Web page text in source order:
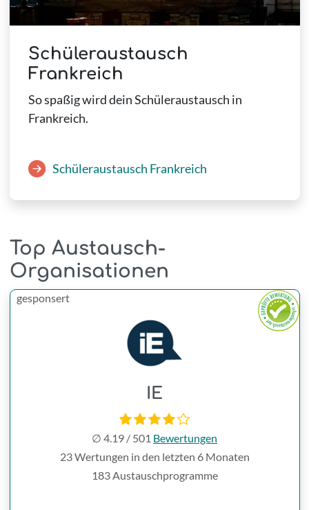
Schüleraustausch
Frankreich
So spaßig wird dein Schüleraustausch in
Frankreich.
Schüleraustausch Frankreich
Top Austausch-
Organisationen
gesponsert
IE
∅ 4.19 / 501 Bewertungen
23 Wertungen in den letzten 6 Monaten
183 Austauschprogramme